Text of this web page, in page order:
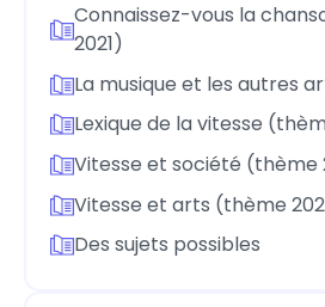
Connaissez-vous la
2021)
La musique et les autres
Lexique de la vitesse
Vitesse et société (thème
Vitesse et arts (thème
Des sujets possibles